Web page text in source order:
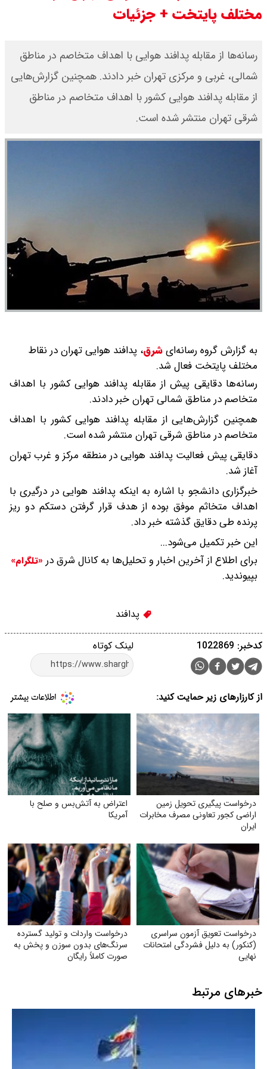
قیمت محصولات ایران خودرو امروز
شنبه ۱۷ مرداد ۱۴۰۵ / قیمت دنا چند ؟
+ جدول
ثبت نام سایپا از امروز ۱۷ مرداد ۱۴۰۵
مختلف پایتخت + جزئیات
رسانه‌ها از مقابله پدافند هوایی با اهداف متخاصم در مناطق
شمالی، غربی و مرکزی تهران خبر دادند. همچنین گزارش‌هایی
از مقابله پدافند هوایی کشور با اهداف متخاصم در مناطق
شرقی تهران منتشر شده است.
به گزارش گروه رسانه‌ایشرق، پدافند هوایی تهران در نقاط
مختلف پایتخت فعال شد.
رسانه‌ها دقایقی پیش از مقابله پدافند هوایی کشور با اهداف
متخاصم در مناطق شمالی تهران خبر دادند.
همچنین گزارش‌هایی از مقابله پدافند هوایی کشور با اهداف
متخاصم در مناطق شرقی تهران منتشر شده است.
دقایقی پیش فعالیت پدافند هوایی در منطقه مرکز و غرب تهران
آغاز شد.
خبرگزاری دانشجو با اشاره به اینکه پدافند هوایی در درگیری با
اهداف متخاثم موفق بوده از هدف قرار گرفتن دستکم دو ریز
پرنده طی دقایق گذشته خبر داد.
این خبر تکمیل می‌شود...
برای اطلاع از آخرین اخبار و تحلیل‌ها به کانال شرق در «تلگرام»
بپیوندید.
پدافند
لینک کوتاه کدخبر: 1022869
از کارزارهای زیر حمایت کنید:
درخواست پیگیری تحویل زمین
اراضی کجور تعاونی مصرف مخابرات
ایران
اعتراض به آتش‌بس و صلح با
آمریکا
درخواست تعویق آزمون سراسری
(کنکور) به دلیل فشردگی امتحانات
نهایی
درخواست واردات و تولید گسترده
سرنگ‌های بدون سوزن و پخش به
صورت کاملاً رایگان
خبرهای مرتبط